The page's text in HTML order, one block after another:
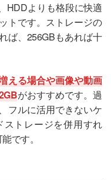
HDDよりも格段に快適
トです。ストレージの
ば、256GBもあれば十
える場合や画像や動画
がおすすめです。過
フルに活用できないケ
トレージを併用すれ
です。